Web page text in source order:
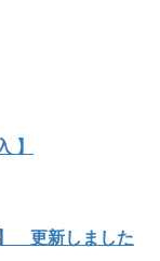
】
更新しました